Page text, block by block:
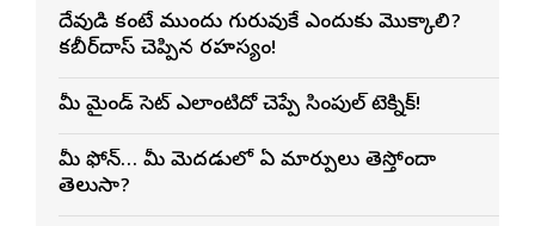
దేవుడి కంటే ముందు గురువుకే ఎందుకు మొక్కాలి?
కబీర్‌దాస్ చెప్పిన రహస్యం!
మీ మైండ్ సెట్ ఎలాంటిదో చెప్పే సింపుల్ టెక్నిక్!
మీ ఫోన్… మీ మెదడులో ఏ మార్పులు తెస్తోందా
తెలుసా?